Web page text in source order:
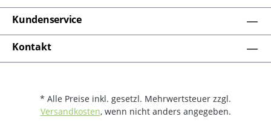
Kundenservice
Kontakt
* Alle Preise inkl. gesetzl. Mehrwertsteuer zzgl.
Versandkosten, wenn nicht anders angegeben.